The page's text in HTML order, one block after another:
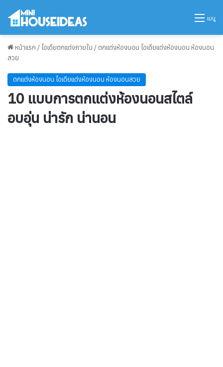
เมนู
หน้าแรก / ไอเดียตกแต่งภายใน / ตกแต่งห้องนอน ไอเดียแต่งห้องนอน ห้องนอน
สวย
ตกแต่งห้องนอน ไอเดียแต่งห้องนอน ห้องนอนสวย
10 แบบการตกแต่งห้องนอนสไตล์
อบอุ่น น่ารัก น่านอน